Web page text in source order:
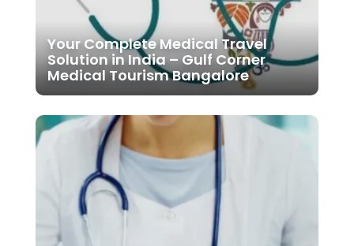
Your Complete Medical Travel
Solution in India – Gulf Corner
Medical Tourism Bangalore